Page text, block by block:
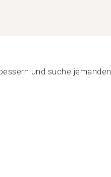
und suche jemanden